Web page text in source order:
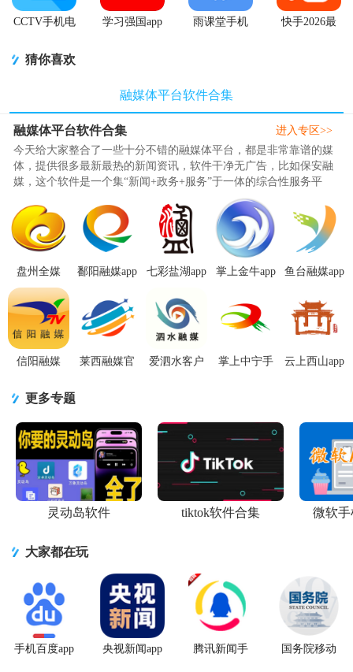
CCTV手机电
学习强国app
雨课堂手机
快手2026最
猜你喜欢
融媒体平台软件合集
融媒体平台软件合集
今天给大家整合了一些十分不错的融媒体平台，都是非常靠谱的媒
体，提供很多最新最热的新闻资讯，软件干净无广告，比如保安融
媒，这个软件是一个集“新闻+政务+服务”于一体的综合性服务平
进入专区>>
盘州全媒
app5.3.6 官
方版
鄱阳融媒app
最新版
七彩盐湖app
1.1.8最新版
掌上金牛app
最新版
鱼台融媒app
台)2.1.7最新
版
信阳融媒
版
莱西融媒官
爱泗水客户
掌上中宁手
云上西山app
更多专题
灵动岛软件 tiktok软件合集 微软手
大家都在玩
手机百度app
央视新闻app
腾讯新闻手
国务院移动